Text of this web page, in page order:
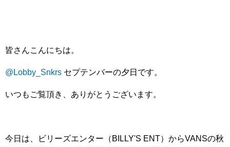
皆さんこんにちは。
@Lobby_Snkrs セプテンバーの夕日です。
いつもご覧頂き、ありがとうございます。
今日は、ビリーズエンター（BILLY'S ENT）からVANSの秋